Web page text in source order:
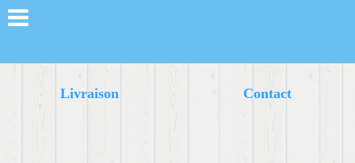
Livraison Contact